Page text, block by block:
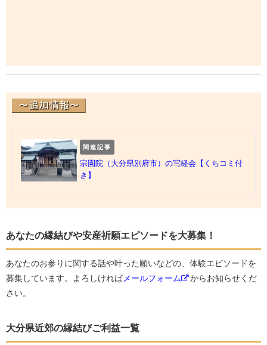
関連記事
宗園院（大分県別府市）の写経会【くちコミ付
き】
あなたの縁結びや安産祈願エピソードを大募集！
あなたのお参りに関する話や叶った願いなどの、体験エピソードを
募集しています。よろしければ メールフォーム
からお知らせくだ
さい。
大分県近郊の縁結びご利益一覧